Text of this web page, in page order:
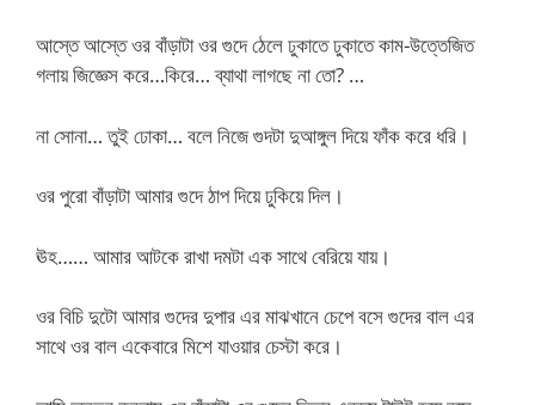
আস্তে আস্তে ওর বাঁড়াটা ওর গুদে ঠেলে ঢুকাতে ঢুকাতে কাম-উত্তেজিত
গলায় জিজ্ঞেস করে…কিরে… ব্যাথা লাগছে না তো? …
না সোনা… তুই ঢোকা… বলে নিজে গুদটা দুআঙ্গুল দিয়ে ফাঁক করে ধরি।
ওর পুরো বাঁড়াটা আমার গুদে ঠাপ দিয়ে ঢুকিয়ে দিল।
ঊহ…… আমার আটকে রাখা দমটা এক সাথে বেরিয়ে যায়।
ওর বিচি দুটো আমার গুদের দুপার এর মাঝখানে চেপে বসে গুদের বাল এর
সাথে ওর বাল একেবারে মিশে যাওয়ার চেস্টা করে।